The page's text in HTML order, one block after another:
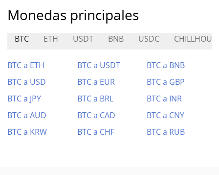
Monedas principales
BTC ETH USDT BNB USDC
BTC a ETH BTC a USDT
BTC a BNB
BTC a USD
BTC a EUR
BTC a GBP
BTC a JPY
BTC a BRL
BTC a INR
BTC a AUD
BTC a CAD
BTC a CNY
BTC a KRW
BTC a CHF BTC a RUB